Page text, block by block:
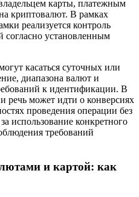
карты, платежным
криптовалют. В рамках
реализуется контроль
согласно установленным
касаться суточных или
диапазона валют и
к идентификации. В
речь может идти о конверсиях
проведения операции без
использование конкретного
требований
и картой: как